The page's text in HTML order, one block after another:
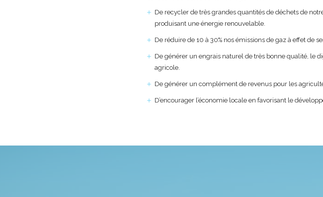
De recycler de très grandes quantités de déchets de
produisant une énergie renouvelable.
De réduire de 10 à 30% nos émissions de gaz à effet de
De générer un engrais naturel de très bonne qualité, le
agricole.
De générer un complément de revenus pour les
D’encourager l’économie locale en favorisant le